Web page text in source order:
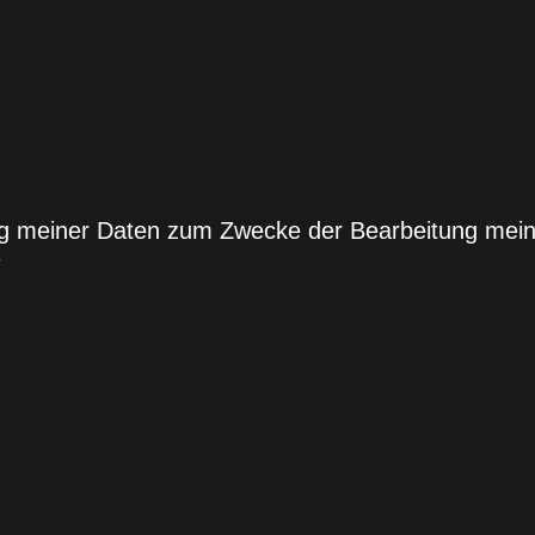
meiner Daten zum Zwecke der Bearbeitung